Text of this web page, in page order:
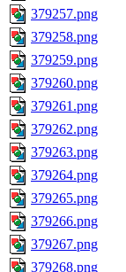
379257.png
379258.png
379259.png
379260.png
379261.png
379262.png
379263.png
379264.png
379265.png
379266.png
379267.png
379268.png